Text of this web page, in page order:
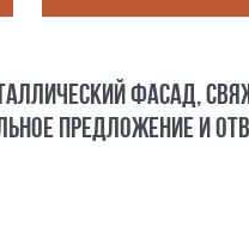
ФАСАД,
ПРЕДЛОЖЕНИЕ И